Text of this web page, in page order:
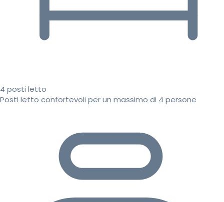
4 posti letto
Posti letto confortevoli per un massimo di 4 persone